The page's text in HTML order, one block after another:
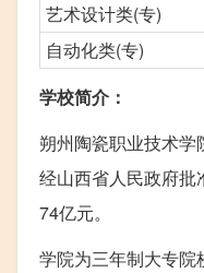
艺术设计类(专)
自动化类(专)
学校简介：
朔州陶瓷职业技术学
经山西省人民政府批
74亿元。
学院为三年制大专院